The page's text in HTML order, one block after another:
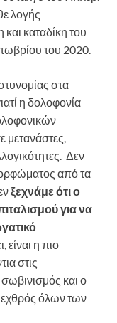
λογής
και καταδίκη του
του 2020.
στα
η δολοφονία
Δεν
από τα
ξεχνάμε ότι ο
για να
είναι η πιο
στις
και ο
εχθρός όλων των